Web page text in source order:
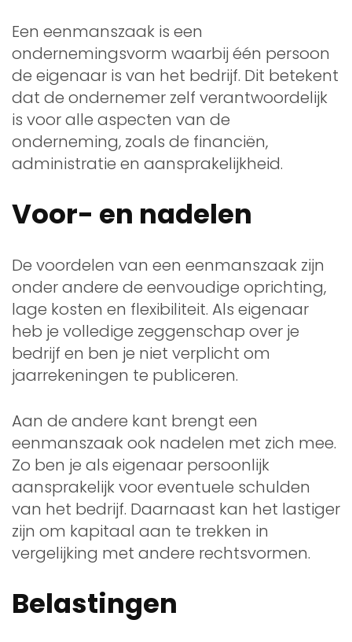
Een eenmanszaak is een
ondernemingsvorm waarbij één persoon
de eigenaar is van het bedrijf. Dit betekent
dat de ondernemer zelf verantwoordelijk
is voor alle aspecten van de
onderneming, zoals de financiën,
administratie en aansprakelijkheid.
Voor- en nadelen
De voordelen van een eenmanszaak zijn
onder andere de eenvoudige oprichting,
lage kosten en flexibiliteit. Als eigenaar
heb je volledige zeggenschap over je
bedrijf en ben je niet verplicht om
jaarrekeningen te publiceren.
Aan de andere kant brengt een
eenmanszaak ook nadelen met zich mee.
Zo ben je als eigenaar persoonlijk
aansprakelijk voor eventuele schulden
van het bedrijf. Daarnaast kan het lastiger
zijn om kapitaal aan te trekken in
vergelijking met andere rechtsvormen.
Belastingen